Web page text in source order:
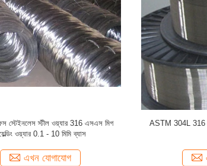
উজ্জ্বল এসএস ওয়্যার রড 409 410 420 430 431 440
গ্রেড চমৎকার কয়েল গঠনের ক্ষমতা